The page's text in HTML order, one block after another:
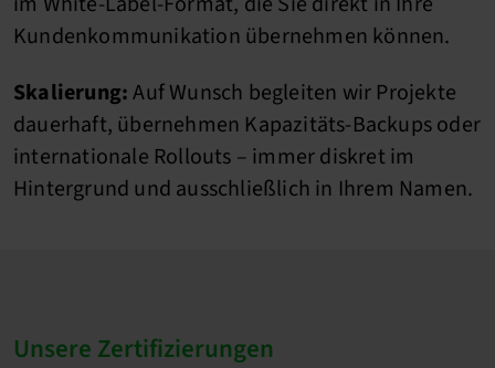
Kundenkommunikation übernehmen können.
Skalierung:Auf Wunsch begleiten wir Projekte
dauerhaft, übernehmen Kapazitäts-Backups oder
internationale Rollouts – immer diskret im
Hintergrund und ausschließlich in Ihrem Namen.
Unsere Zertifizierungen